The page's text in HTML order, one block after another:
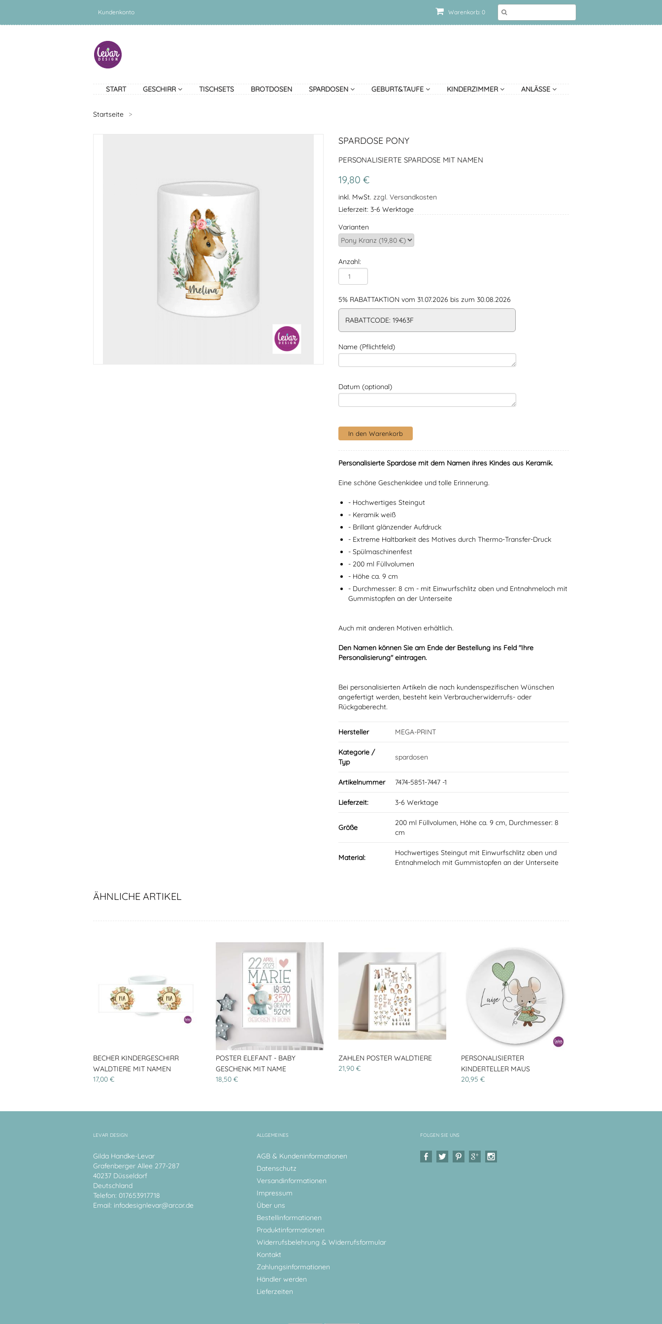
Warenkorb: 0
Kundenkonto
START GESCHIRR TISCHSETS BROTDOSEN SPARDOSEN GEBURT&TAUFE KINDERZIMMER ANLÄSSE
Startseite >
SPARDOSE PONY
PERSONALISIERTE SPARDOSE MIT NAMEN
19,80 €
inkl. MwSt. zzgl. Versandkosten
Lieferzeit: 3-6 Werktage
Varianten
Anzahl:
5% RABATTAKTION vom 31.07.2026 bis zum 30.08.2026
RABATTCODE: 19463F
Name (Pflichtfeld)
Datum (optional)
Personalisierte Spardose mit dem Namen ihres Kindes aus Keramik.
Eine schöne Geschenkidee und tolle Erinnerung.
- Hochwertiges Steingut
- Keramik weiß
- Brillant glänzender Aufdruck
- Extreme Haltbarkeit des Motives durch Thermo-Transfer-Druck
- Spülmaschinenfest
- 200 ml Füllvolumen
- Höhe ca. 9 cm
- Durchmesser: 8 cm - mit Einwurfschlitz oben und Entnahmeloch mit
Gummistopfen an der Unterseite
Auch mit anderen Motiven erhältlich.
Den Namen können Sie am Ende der Bestellung ins Feld "Ihre
Personalisierung" eintragen.
Bei personalisierten Artikeln die nach kundenspezifischen Wünschen
angefertigt werden, besteht kein Verbraucherwiderrufs- oder
Rückgaberecht.
Hersteller MEGA-PRINT
Kategorie /
Typ
spardosen
Artikelnummer 7474-5851-7447 -1
Lieferzeit: 3-6 Werktage
Größe
200 ml Füllvolumen, Höhe ca. 9 cm, Durchmesser: 8
cm
Material:
Hochwertiges Steingut mit Einwurfschlitz oben und
Entnahmeloch mit Gummistopfen an der Unterseite
ÄHNLICHE ARTIKEL
BECHER KINDERGESCHIRR
WALDTIERE MIT NAMEN
17,00 €
POSTER ELEFANT - BABY
GESCHENK MIT NAME
18,50 €
ZAHLEN POSTER WALDTIERE
21,90 €
PERSONALISIERTER
KINDERTELLER MAUS
20,95 €
LEVAR DESIGN
Gilda Handke-Levar
Grafenberger Allee 277-287
40237 Düsseldorf
Deutschland
Telefon: 017653917718
Email: infodesignlevar@arcor.de
ALLGEMEINES
AGB & Kundeninformationen
Datenschutz
Versandinformationen
Impressum
Über uns
Bestellinformationen
Produktinformationen
Widerrufsbelehrung & Widerrufsformular
Kontakt
Zahlungsinformationen
Händler werden
Lieferzeiten
FOLGEN SIE UNS